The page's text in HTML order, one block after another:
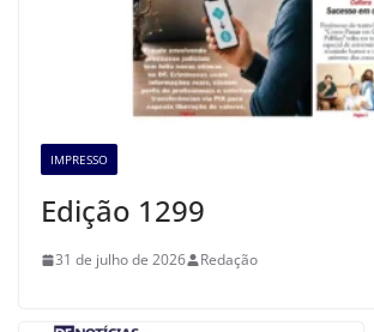
IMPRESSO
Edição 1299
31 de julho de 2026 Redação